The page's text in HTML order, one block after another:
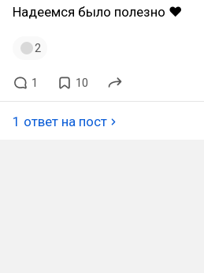
Надеемся было полезно ❤
2
1 10
1 ответ на пост